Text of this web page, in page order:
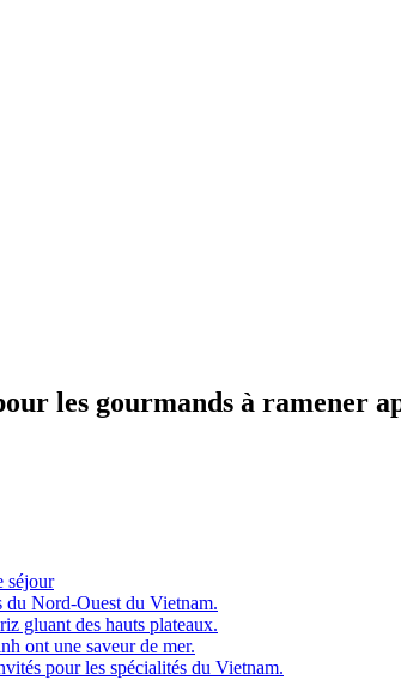
les gourmands à ramener
séjour
du Nord-Ouest du Vietnam.
gluant des hauts plateaux.
ont une saveur de mer.
pour les spécialités du Vietnam.